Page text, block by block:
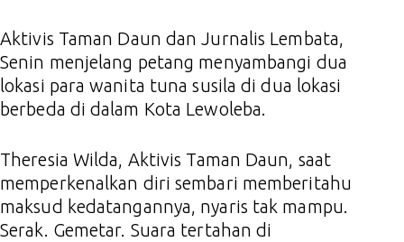
Aktivis Taman Daun dan Jurnalis Lembata,
Senin menjelang petang menyambangi dua
lokasi para wanita tuna susila di dua lokasi
berbeda di dalam Kota Lewoleba.
Theresia Wilda, Aktivis Taman Daun, saat
memperkenalkan diri sembari memberitahu
maksud kedatangannya, nyaris tak mampu.
Serak. Gemetar. Suara tertahan di